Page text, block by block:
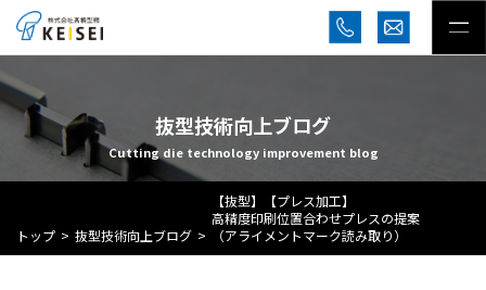
抜型技術向上ブログ
Cutting die technology improvement blog
トップ 抜型技術向上ブログ
【抜型】【プレス加工】
高精度印刷位置合わせプレスの提案
（アライメントマーク読み取り）